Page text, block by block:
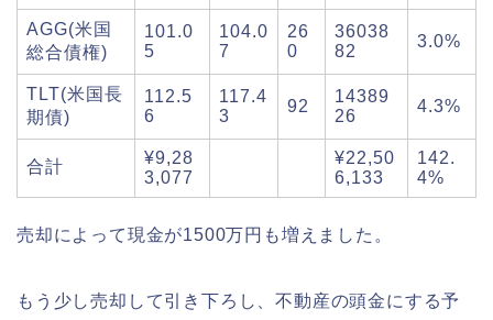
AGG(米国
総合債権)
101.0
5
104.0
7
26
0
36038
82
3.0%
TLT(米国長
期債)
112.5
6
117.4
3
92
14389
26
4.3%
合計
¥9,28
3,077
¥22,50
6,133
142.
4%
売却によって現金が1500万円も増えました。
もう少し売却して引き下ろし、不動産の頭金にする予